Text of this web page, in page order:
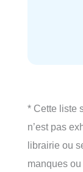
* Cette liste
n’est pas
librairie ou
manques